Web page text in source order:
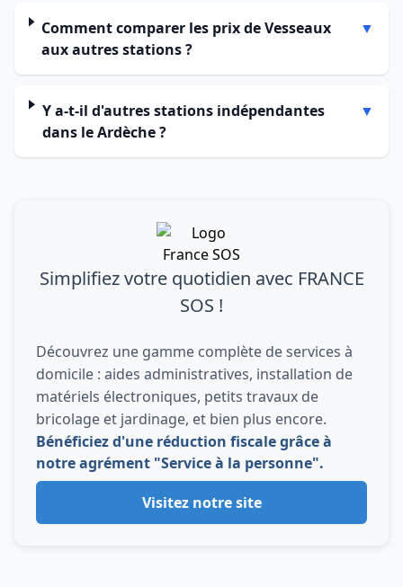
Comment comparer les prix de Vesseaux
aux autres stations ?
▼
Y a-t-il d'autres stations indépendantes
dans le Ardèche ?
▼
Simplifiez votre quotidien avec FRANCE
SOS !
Découvrez une gamme complète de services à
domicile : aides administratives, installation de
matériels électroniques, petits travaux de
bricolage et jardinage, et bien plus encore.
Bénéficiez d'une réduction fiscale grâce à
notre agrément "Service à la personne".
Visitez notre site